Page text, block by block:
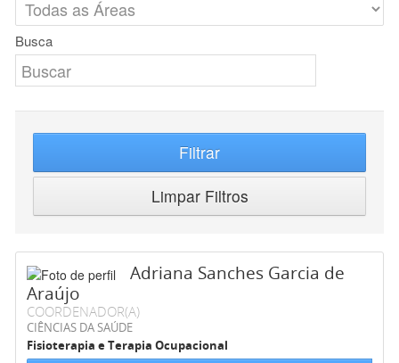
Busca
Filtrar
Limpar Filtros
Adriana Sanches Garcia de
Araújo
COORDENADOR(A)
CIÊNCIAS DA SAÚDE
Fisioterapia e Terapia Ocupacional